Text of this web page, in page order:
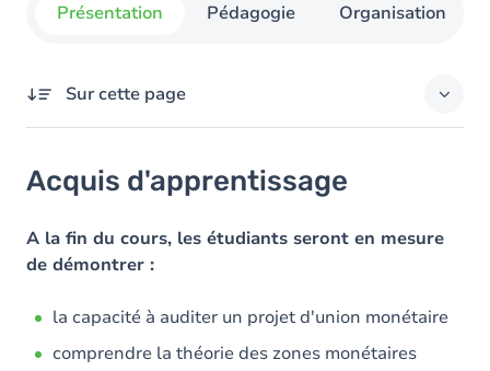
Présentation Pédagogie Organisation
Sur cette page
Objectifs
Contenu
Exercices
Acquis d'apprentissage
A la fin du cours, les étudiants seront en mesure
de démontrer :
la capacité à auditer un projet d'union monétaire
comprendre la théorie des zones monétaires